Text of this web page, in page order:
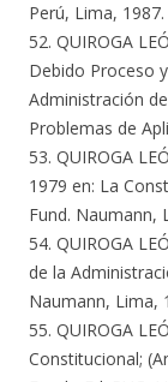
Perú, Lima, 1987.
52. QUIROGA
Debido Proceso
Administración
Problemas de
53. QUIROGA
1979 en: La
Fund. Naumann,
54. QUIROGA
de la
Naumann, Lima,
55. QUIROGA
Constitucional;